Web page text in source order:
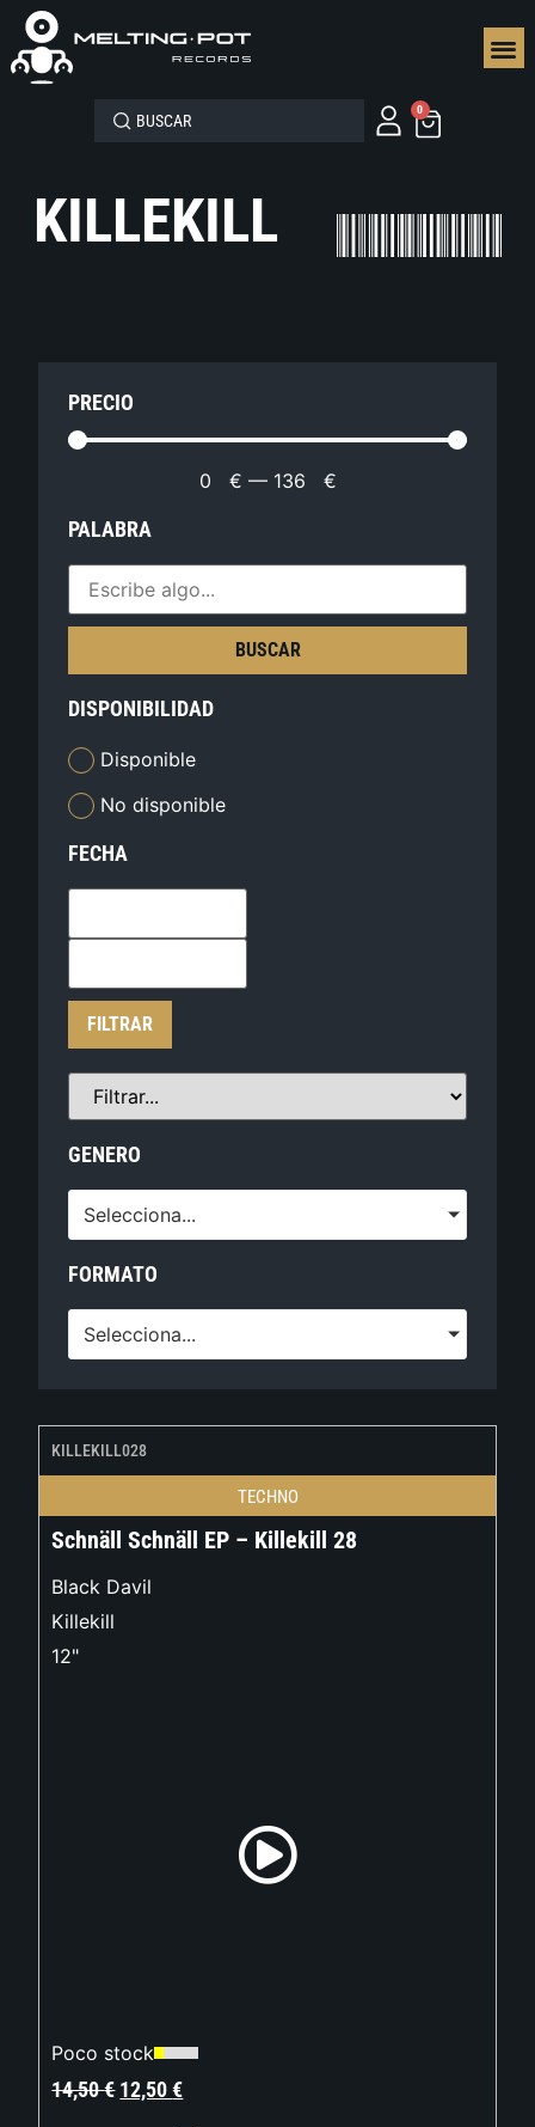
0
KILLEKILL
PRECIO
0 € — 136 €
PALABRA
BUSCAR
DISPONIBILIDAD
Disponible
No disponible
FECHA
FILTRAR
GENERO
Selecciona...
FORMATO
Selecciona...
KILLEKILL028
TECHNO
Schnäll Schnäll EP – Killekill 28
Black Davil
Killekill
12"
Poco stock
14,50€ 12,50€